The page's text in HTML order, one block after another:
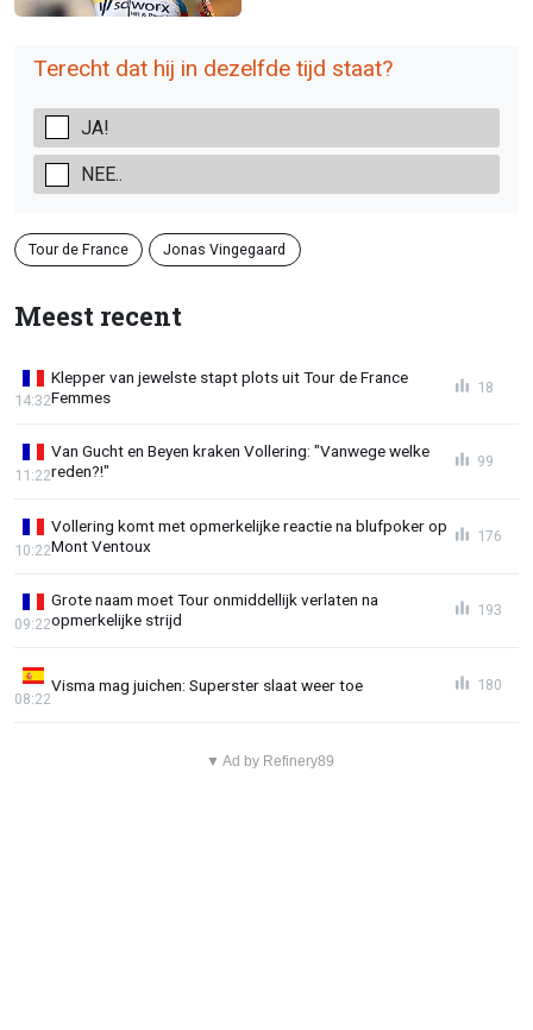
Terecht dat hij in dezelfde tijd staat?
JA!
NEE..
Tour de France Jonas Vingegaard
Meest recent
Klepper van jewelste stapt plots uit Tour de France
Femmes
14:32
18
Van Gucht en Beyen kraken Vollering: "Vanwege welke
reden?!"
11:22
99
Vollering komt met opmerkelijke reactie na blufpoker op
Mont Ventoux
10:22
176
Grote naam moet Tour onmiddellijk verlaten na
opmerkelijke strijd
09:22
193
Visma mag juichen: Superster slaat weer toe
08:22
180
▼ Ad by Refinery89